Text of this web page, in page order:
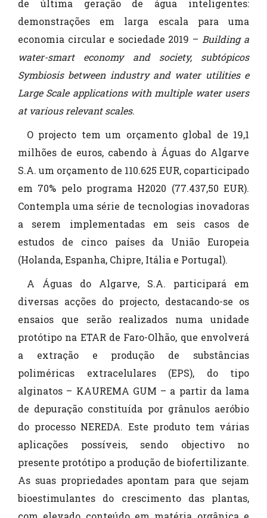
de última geração de água inteligentes:
demonstrações em larga escala para uma
economia circular e sociedade 2019 – Building a
water-smart economy and society, subtópicos
Symbiosis between industry and water utilities e
Large Scale applications with multiple water users
at various relevant scales.
O projecto tem um orçamento global de 19,1
milhões de euros, cabendo à Águas do Algarve
S.A. um orçamento de 110.625 EUR, coparticipado
em 70% pelo programa H2020 (77.437,50 EUR).
Contempla uma série de tecnologias inovadoras
a serem implementadas em seis casos de
estudos de cinco países da União Europeia
(Holanda, Espanha, Chipre, Itália e Portugal).
A Águas do Algarve, S.A. participará em
diversas acções do projecto, destacando-se os
ensaios que serão realizados numa unidade
protótipo na ETAR de Faro-Olhão, que envolverá
a extração e produção de substâncias
poliméricas extracelulares (EPS), do tipo
alginatos – KAUREMA GUM – a partir da lama
de depuração constituída por grânulos aeróbio
do processo NEREDA. Este produto tem várias
aplicações possíveis, sendo objectivo no
presente protótipo a produção de biofertilizante.
As suas propriedades apontam para que sejam
bioestimulantes do crescimento das plantas,